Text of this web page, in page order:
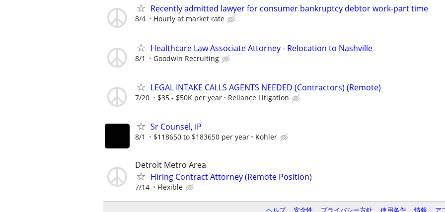
Recently admitted lawyer for consumer bankruptcy debtor work-part time
8/4 Hourly at market rate
Healthcare Law Associate Attorney - Relocation to Nashville
8/1 Goodwin Recruiting
LEGAL INTAKE CALLS AGENTS NEEDED (Contractors) (Remote)
7/20 $35 - $50K per year Reliance Litigation
Sr Counsel, IP
8/1 $118650 to $183650 per year Kohler
Detroit Metro Area
Hiring Contract Attorney (Remote Position)
7/14 Flexible
ヘルプ 安全性 プライバシー方針 使用条件 情報 ア